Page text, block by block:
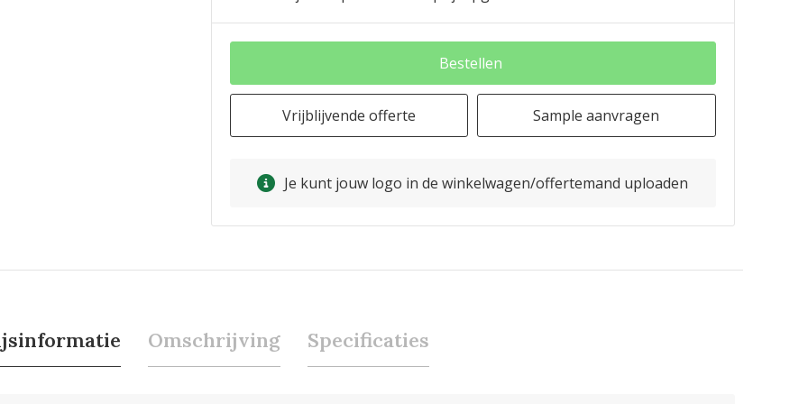
Bestellen
Vrijblijvende offerte Sample aanvragen
Je kunt jouw logo in de winkelwagen/offertemand uploaden
Omschrijving Specificaties